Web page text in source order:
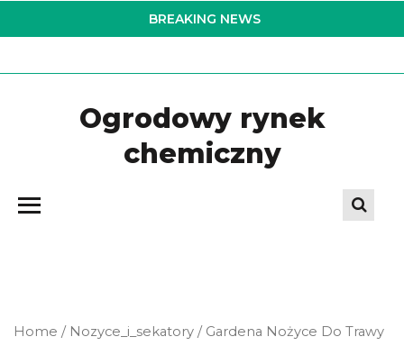
to
BREAKING NEWS
Ogrodowy rynek
chemiczny
Home / Nozyce_i_sekatory / Gardena Nożyce Do Trawy